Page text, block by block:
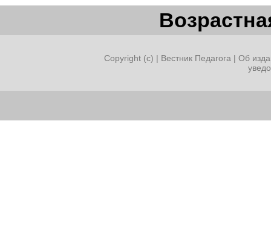
Copyright (c) | Вестник Педагога | Об